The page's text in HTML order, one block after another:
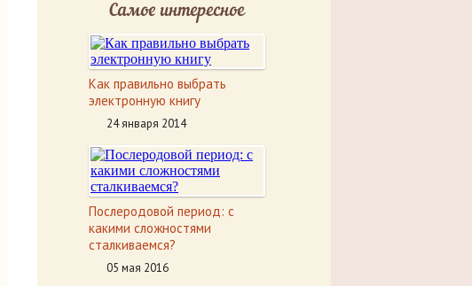
Самое интересное
Как правильно выбрать
электронную книгу
24 января 2014
Послеродовой период: с
какими сложностями
сталкиваемся?
05 мая 2016